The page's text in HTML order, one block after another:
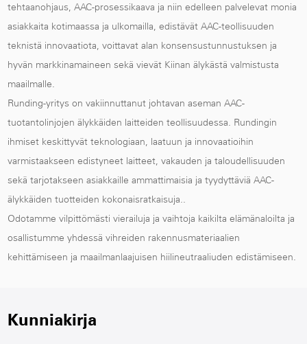
tehtaanohjaus, AAC-prosessikaava ja niin edelleen palvelevat monia
asiakkaita kotimaassa ja ulkomailla, edistävät AAC-teollisuuden
teknistä innovaatiota, voittavat alan konsensustunnustuksen ja
hyvän markkinamaineen sekä vievät Kiinan älykästä valmistusta
maailmalle.
Runding-yritys on vakiinnuttanut johtavan aseman AAC-
tuotantolinjojen älykkäiden laitteiden teollisuudessa. Rundingin
ihmiset keskittyvät teknologiaan, laatuun ja innovaatioihin
varmistaakseen edistyneet laitteet, vakauden ja taloudellisuuden
sekä tarjotakseen asiakkaille ammattimaisia ja tyydyttäviä AAC-
älykkäiden tuotteiden kokonaisratkaisuja..
Odotamme vilpittömästi vierailuja ja vaihtoja kaikilta elämänaloilta ja
osallistumme yhdessä vihreiden rakennusmateriaalien
kehittämiseen ja maailmanlaajuisen hiilineutraaliuden edistämiseen.
Kunniakirja